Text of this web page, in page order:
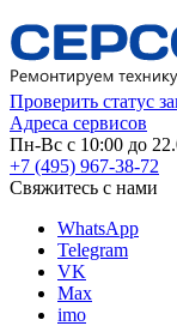
Проверить статус
Адреса сервисов
Пн-Вс с 10:00 до
+7 (495) 967-38-72
Свяжитесь с нами
WhatsApp
Telegram
VK
Max
imo